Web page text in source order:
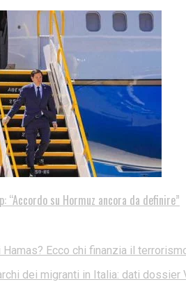
“Accordo su Hormuz ancora da definire”
Ecco chi finanzia il
dei migranti in Italia: dati dossier